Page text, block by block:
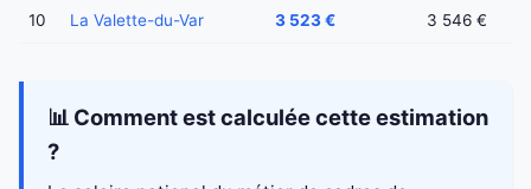
10 La Valette-du-Var 3 523 € 3 546 €
📊 Comment est calculée cette estimation
?